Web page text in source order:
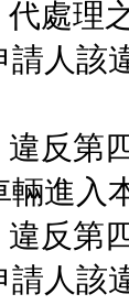
理之
請人該
第四
輛進入
第四
請人該